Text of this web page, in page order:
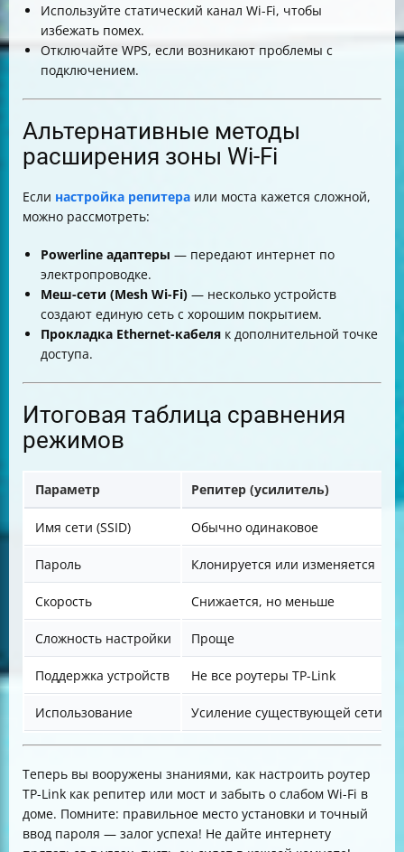
Используйте статический канал Wi-Fi, чтобы
избежать помех.
Отключайте WPS, если возникают проблемы с
подключением.
Альтернативные методы
расширения зоны Wi-Fi
Если настройка репитера или моста кажется сложной,
можно рассмотреть:
Powerline адаптеры — передают интернет по
электропроводке.
Меш-сети (Mesh Wi-Fi) — несколько устройств
создают единую сеть с хорошим покрытием.
Прокладка Ethernet-кабеля к дополнительной точке
доступа.
Итоговая таблица сравнения
режимов
Параметр Репитер (усилитель)
Имя сети (SSID) Обычно одинаковое
Пароль Клонируется или изменяется
Скорость Снижается, но меньше
Сложность настройки Проще
Поддержка устройств Не все роутеры TP-Link
Использование Усиление существующей сети
Теперь вы вооружены знаниями, как настроить роутер
TP-Link как репитер или мост и забыть о слабом Wi-Fi в
доме. Помните: правильное место установки и точный
ввод пароля — залог успеха! Не дайте интернету